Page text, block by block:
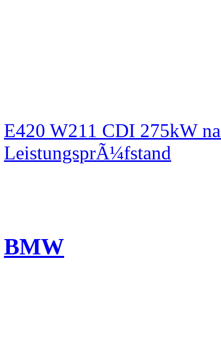
E420 W211 CDI 275kW
LeistungsprÃ¼fstand
BMW